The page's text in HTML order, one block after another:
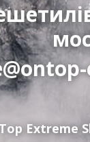
Extreme